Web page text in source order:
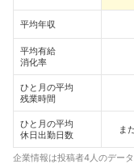
平均年収
平均有給
消化率
ひと月の平均
残業時間
ひと月の平均
休日出勤日数
ま
企業情報は投稿者4人のデー